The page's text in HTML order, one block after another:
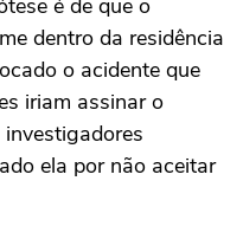
dentro da residência
o acidente que
iriam assinar o
ela por não aceitar